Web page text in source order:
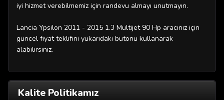
iyi hizmet verebilmemiz için randevu almayı unutmayın.
Lancia Ypsilon 2011 - 2015 1.3 Multijet 90 Hp aracınız için
güncel fiyat teklifini yukarıdaki butonu kullanarak
alabilirsiniz.
Kalite Politikamız